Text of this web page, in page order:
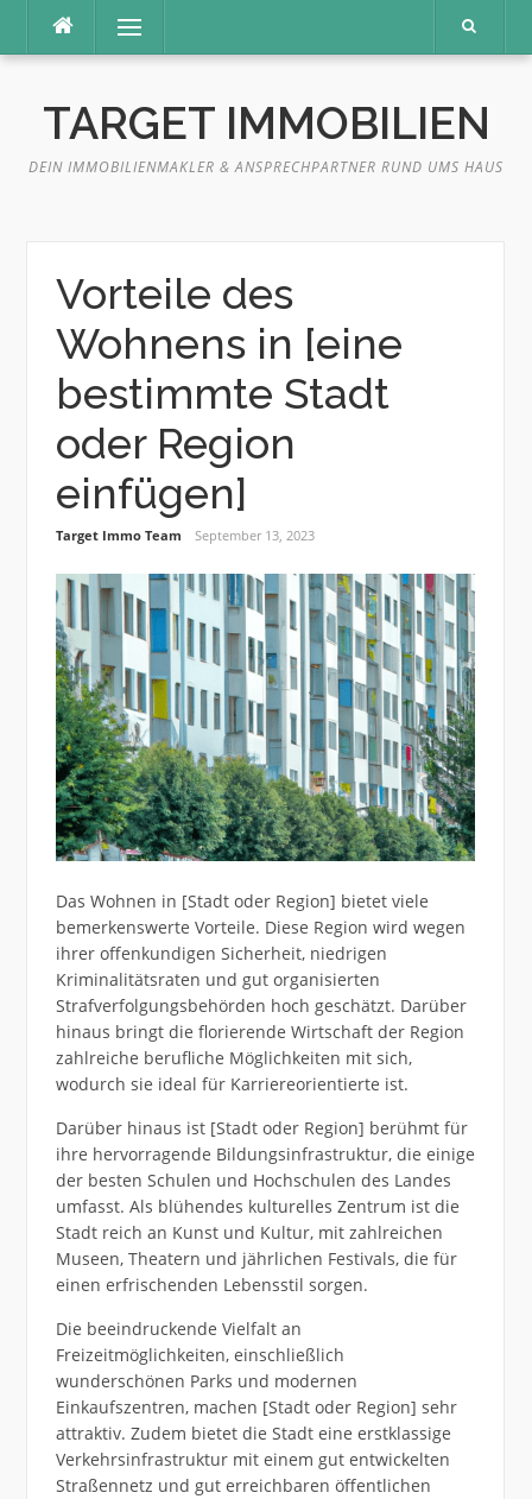
Inhalt
Menü
TARGET IMMOBILIEN
DEIN IMMOBILIENMAKLER & ANSPRECHPARTNER RUND UMS HAUS
Vorteile des
Wohnens in [eine
bestimmte Stadt
oder Region
einfügen]
Target Immo Team September 13, 2023
Das Wohnen in [Stadt oder Region] bietet viele
bemerkenswerte Vorteile. Diese Region wird wegen
ihrer offenkundigen Sicherheit, niedrigen
Kriminalitätsraten und gut organisierten
Strafverfolgungsbehörden hoch geschätzt. Darüber
hinaus bringt die florierende Wirtschaft der Region
zahlreiche berufliche Möglichkeiten mit sich,
wodurch sie ideal für Karriereorientierte ist.
Darüber hinaus ist [Stadt oder Region] berühmt für
ihre hervorragende Bildungsinfrastruktur, die einige
der besten Schulen und Hochschulen des Landes
umfasst. Als blühendes kulturelles Zentrum ist die
Stadt reich an Kunst und Kultur, mit zahlreichen
Museen, Theatern und jährlichen Festivals, die für
einen erfrischenden Lebensstil sorgen.
Die beeindruckende Vielfalt an
Freizeitmöglichkeiten, einschließlich
wunderschönen Parks und modernen
Einkaufszentren, machen [Stadt oder Region] sehr
attraktiv. Zudem bietet die Stadt eine erstklassige
Verkehrsinfrastruktur mit einem gut entwickelten
Straßennetz und gut erreichbaren öffentlichen